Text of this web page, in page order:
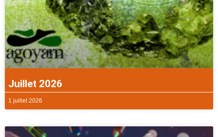
Juillet 2026
1 juillet 2026